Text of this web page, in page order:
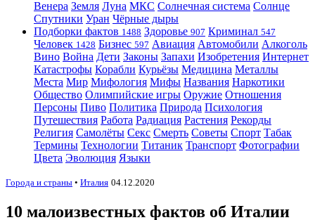
Венера Земля Луна МКС Солнечная система Солнце
Спутники Уран Чёрные дыры
Подборки фактов 1488 Здоровье 907 Криминал 547
Человек 1428 Бизнес 597 Авиация Автомобили Алкоголь
Вино Война Дети Законы Запахи Изобретения Интернет
Катастрофы Корабли Курьёзы Медицина Металлы
Места Мир Мифология Мифы Названия Наркотики
Общество Олимпийские игры Оружие Отношения
Персоны Пиво Политика Природа Психология
Путешествия Работа Радиация Растения Рекорды
Религия Самолёты Секс Смерть Советы Спорт Табак
Термины Технологии Титаник Транспорт Фотографии
Цвета Эволюция Языки
Города и страны • Италия 04.12.2020
10 малоизвестных фактов об Италии